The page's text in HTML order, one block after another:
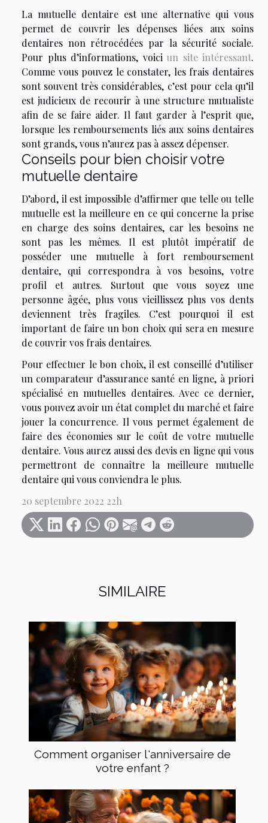
SIMILAIRE
Comment organiser l'anniversaire de
votre enfant ?
La mutuelle dentaire est une alternative qui vous
permet de couvrir les dépenses liées aux soins
dentaires non rétrocédées par la sécurité sociale.
Pour plus d’informations, voici un site intéressant.
Comme vous pouvez le constater, les frais dentaires
sont souvent très considérables, c’est pour cela qu’il
est judicieux de recourir à une structure mutualiste
afin de se faire aider. Il faut garder à l’esprit que,
lorsque les remboursements liés aux soins dentaires
sont grands, vous n’aurez pas à assez dépenser.
Conseils pour bien choisir votre
mutuelle dentaire
D’abord, il est impossible d’affirmer que telle ou telle
mutuelle est la meilleure en ce qui concerne la prise
en charge des soins dentaires, car les besoins ne
sont pas les mêmes. Il est plutôt impératif de
posséder une mutuelle à fort remboursement
dentaire, qui correspondra à vos besoins, votre
profil et autres. Surtout que vous soyez une
personne âgée, plus vous vieillissez plus vos dents
deviennent très fragiles. C’est pourquoi il est
important de faire un bon choix qui sera en mesure
de couvrir vos frais dentaires.
Pour effectuer le bon choix, il est conseillé d’utiliser
un comparateur d’assurance santé en ligne, à priori
spécialisé en mutuelles dentaires. Avec ce dernier,
vous pouvez avoir un état complet du marché et faire
jouer la concurrence. Il vous permet également de
faire des économies sur le coût de votre mutuelle
dentaire. Vous aurez aussi des devis en ligne qui vous
permettront de connaître la meilleure mutuelle
dentaire qui vous conviendra le plus.
20 septembre 2022 22h